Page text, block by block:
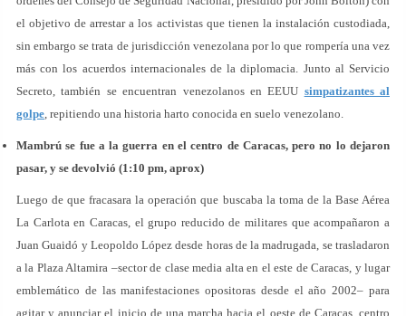
el objetivo de arrestar a los activistas que tienen la instalación custodiada,
sin embargo se trata de jurisdicción venezolana por lo que rompería una vez
más con los acuerdos internacionales de la diplomacia. Junto al Servicio
Secreto, también se encuentran venezolanos en EEUU simpatizantes al
golpe , repitiendo una historia harto conocida en suelo venezolano.
Mambrú se fue a la guerra en el centro de Caracas, pero no lo dejaron
pasar, y se devolvió (1:10 pm, aprox)
Luego de que fracasara la operación que buscaba la toma de la Base Aérea
La Carlota en Caracas, el grupo reducido de militares que acompañaron a
Juan Guaidó y Leopoldo López desde horas de la madrugada, se trasladaron
a la Plaza Altamira –sector de clase media alta en el este de Caracas, y lugar
emblemático de las manifestaciones opositoras desde el año 2002– para
agitar y anunciar el inicio de una marcha hacia el oeste de Caracas, centro